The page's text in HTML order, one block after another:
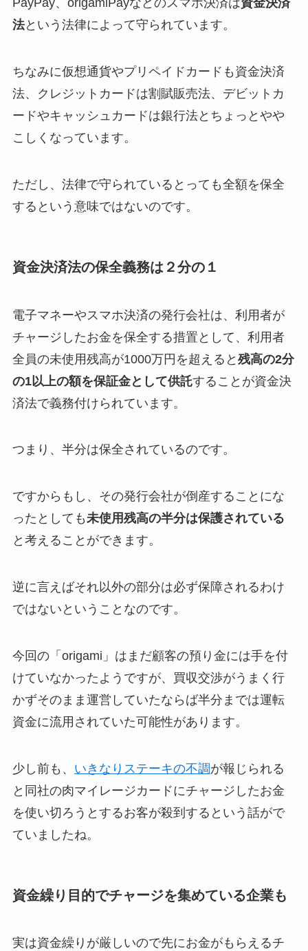
PayPay、origamiPayなどのスマホ決済は資金決済
法という法律によって守られています。
ちなみに仮想通貨やプリペイドカードも資金決済
法、クレジットカードは割賦販売法、デビットカ
ードやキャッシュカードは銀行法とちょっとやや
こしくなっています。
ただし、法律で守られているとっても全額を保全
するという意味ではないのです。
資金決済法の保全義務は２分の１
電子マネーやスマホ決済の発行会社は、利用者が
チャージしたお金を保全する措置として、利用者
全員の未使用残高が1000万円を超えると 残高の2分
の1以上の額を保証金として供託することが資金決
済法で義務付けられています。
つまり、半分は保全されているのです。
ですからもし、その発行会社が倒産することにな
ったとしても未使用残高の半分は保護されている
と考えることができます。
逆に言えばそれ以外の部分は必ず保障されるわけ
ではないということなのです。
今回の「origami」はまだ顧客の預り金には手を付
けていなかったようですが、買収交渉がうまく行
かずそのまま運営していたならば半分までは運転
資金に流用されていた可能性があります。
少し前も、 いきなりステーキの不調が報じられる
と同社の肉マイレージカードにチャージしたお金
を使い切ろうとするお客が殺到するという話がで
ていましたね。
資金繰り目的でチャージを集めている企業も
実は資金繰りが厳しいので先にお金がもらえるチ